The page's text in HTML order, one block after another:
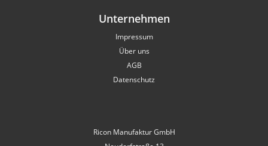
Unternehmen
Impressum
Über uns
AGB
Datenschutz
Ricon Manufaktur GmbH